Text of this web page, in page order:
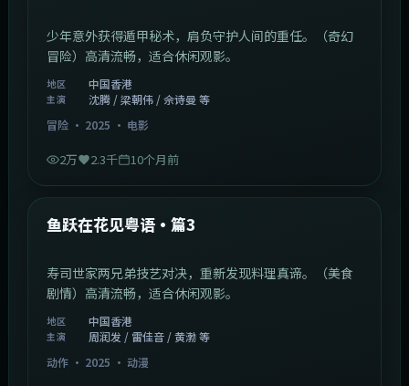
少年意外获得遁甲秘术，肩负守护人间的重任。（奇幻
冒险）高清流畅，适合休闲观影。
地区 中国香港
主演
沈腾 / 梁朝伟 / 佘诗曼 等
冒险· 2025 · 电影
2万 2.3千 10个月前
最新
鱼跃在花见粤语·篇3
寿司世家两兄弟技艺对决，重新发现料理真谛。（美食
剧情）高清流畅，适合休闲观影。
地区 中国香港
主演
周润发 / 雷佳音 / 黄渤 等
动作· 2025 · 动漫